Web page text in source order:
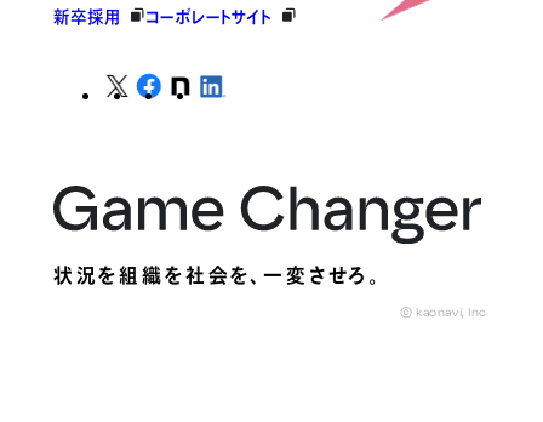
新卒採用 コーポレートサイト
状況を組織を社会を、一変させろ。
© kaonavi, Inc